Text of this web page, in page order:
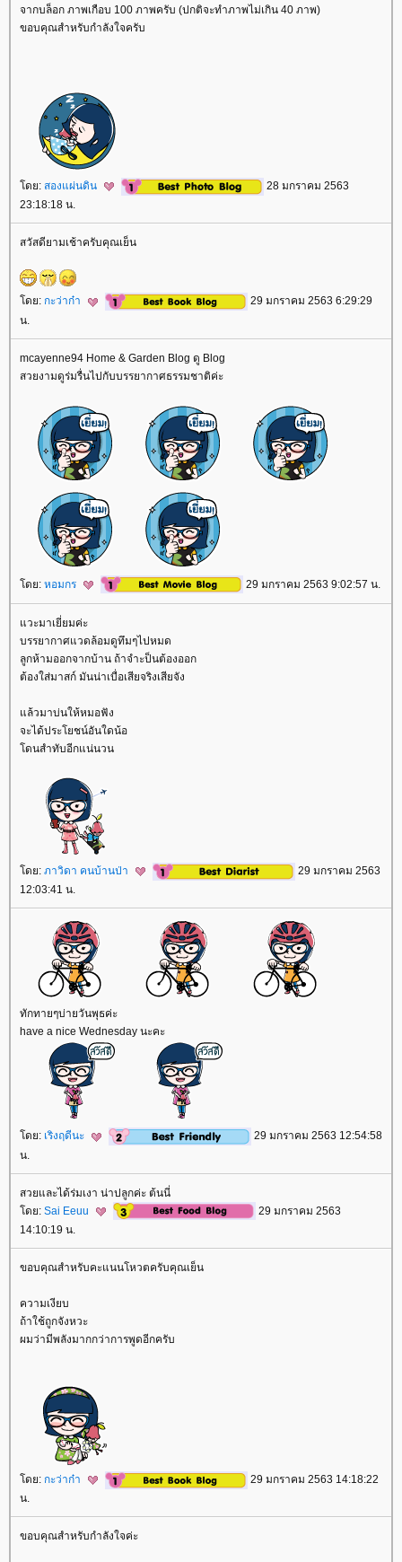
จากบล็อก ภาพเกือบ 100 ภาพครับ (ปกติจะทำภาพไม่เกิน 40 ภาพ)
ขอบคุณสำหรับกำลังใจครับ
ดย: สองแผ่นดิน
28 มกราคม 2563
23:18:18 น.
สวัสดียามเช้าครับคุณเย็น
ดย: กะว่าก๋า
29 มกราคม 2563 6:29:29
น.
mcayenne94 Home & Garden Blog ดู Blog
สวยงามดูร่มรื่นไปกับบรรยากาศธรรมชาติค่ะ
ดย: หอมกร 29 มกราคม 2563 9:02:57 น.
วะมาเยี่ยมค่ะ
บรรยากาศแวดล้อมดูทึมๆไปหมด
ลูกห้ามออกจากบ้าน ถ้าจำะป็นต้องออก
ต้องใส่มาสก์ มันน่าเบื่อเสียจริงเสียจัง
ล้วมาบ่นให้หมอฟัง
จะได้ประโยชน์อันใดน้อ
ดนสำทับอีกแน่นวน
ดย: ภาวิดา คนบ้านป่า
29 มกราคม 2563
12:03:41 น.
ทักทายๆบ่ายวันพุธค่ะ
have a nice Wednesday นะคะ
ดย: เริงฤดีนะ
29 มกราคม 2563 12:54:58
น.
สวยและได้ร่มเงา น่าปลูกค่ะ ต้นนี่
ดย: Sai Eeuu
29 มกราคม 2563
14:10:19 น.
ขอบคุณสำหรับคะแนนโหวตครับคุณเย็น
ความเงียบ
ถ้าใช้ถูกจังหวะ
ผมว่ามีพลังมากกว่าการพูดอีกครับ
ดย: กะว่าก๋า
29 มกราคม 2563 14:18:22
น.
ขอบคุณสำหรับกำลังใจค่ะ